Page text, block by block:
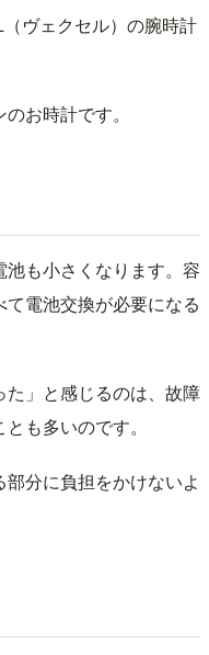
ヴェクセル）の腕時計
お時計です。
も小さくなります。容
電池交換が必要になる
た」と感じるのは、故障
も多いのです。
分に負担をかけないよ